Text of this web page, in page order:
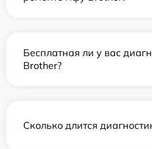
Бесплатная ли у вас
Brother?
Сколько длится